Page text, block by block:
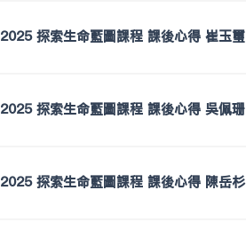
2025 探索生命藍圖課程 課後心得 崔玉璽
2025 探索生命藍圖課程 課後心得 吳佩珊
2025 探索生命藍圖課程 課後心得 陳岳杉